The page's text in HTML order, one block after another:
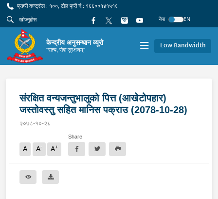
प्रहरी कन्ट्रोल : १००, टोल फ्री नं.: १६६००१४१५१६
नेपा
EN
केन्द्रीय अनुसन्धान व्यूरो
"सत्य, सेवा सुरक्षणम्" Low Bandwidth
संरक्षित वन्यजन्तुभालुको पित्त (आखेटोपहार)
जस्तोवस्तु सहित मानिस पक्राउ (2078-10-28)
२०७८-१०-२८
A A- A+
Share